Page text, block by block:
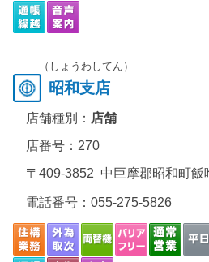
（しょうわしてん）
昭和支店
店舗種別： 店舗
店番号：270
〒409-3852 中巨摩郡昭和町飯
電話番号： 055-275-5826